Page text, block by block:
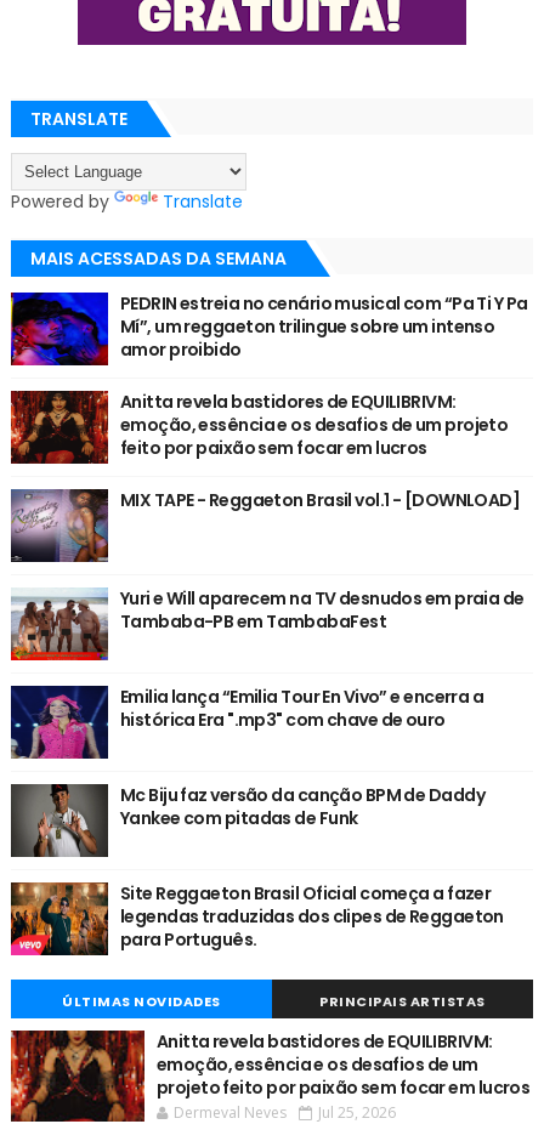
TRANSLATE
Powered by Translate
MAIS ACESSADAS DA SEMANA
PEDRIN estreia no cenário musical com “Pa Ti Y Pa
Mí”, um reggaeton trilingue sobre um intenso
amor proibido
Anitta revela bastidores de EQUILIBRIVM:
emoção, essência e os desafios de um projeto
feito por paixão sem focar em lucros
MIX TAPE - Reggaeton Brasil vol.1 - [DOWNLOAD]
Yuri e Will aparecem na TV desnudos em praia de
Tambaba-PB em TambabaFest
Emilia lança “Emilia Tour En Vivo” e encerra a
histórica Era ".mp3" com chave de ouro
Mc Biju faz versão da canção BPM de Daddy
Yankee com pitadas de Funk
Site Reggaeton Brasil Oficial começa a fazer
legendas traduzidas dos clipes de Reggaeton
para Português.
ÚLTIMAS NOVIDADES PRINCIPAIS ARTISTAS
Anitta revela bastidores de EQUILIBRIVM:
emoção, essência e os desafios de um
projeto feito por paixão sem focar em lucros
Dermeval Neves Jul 25, 2026